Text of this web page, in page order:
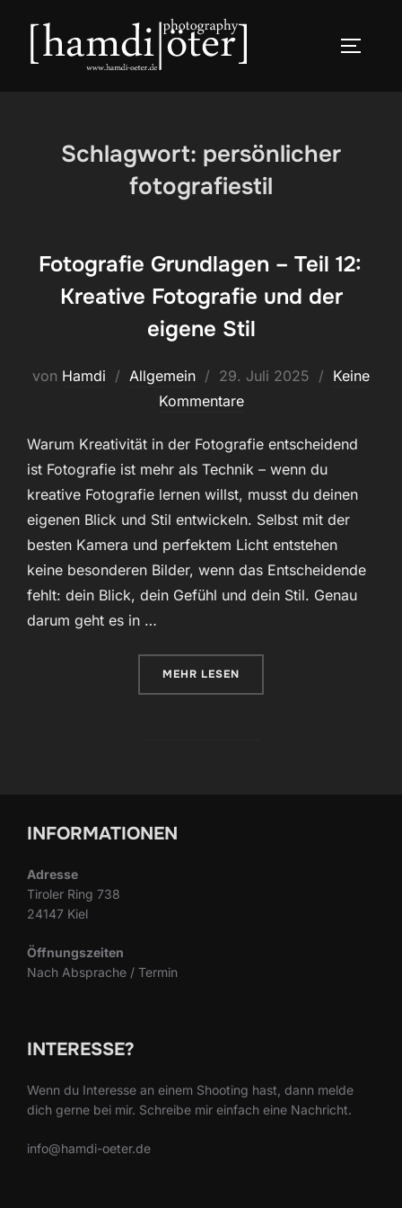
springen
Schlagwort: persönlicher
fotografiestil
Fotografie Grundlagen – Teil 12:
Kreative Fotografie und der
eigene Stil
von Hamdi Allgemein
Veröffentlicht
am
29. Juli 2025
Keine
Kommentare
Warum Kreativität in der Fotografie entscheidend
ist Fotografie ist mehr als Technik – wenn du
kreative Fotografie lernen willst, musst du deinen
eigenen Blick und Stil entwickeln. Selbst mit der
besten Kamera und perfektem Licht entstehen
keine besonderen Bilder, wenn das Entscheidende
fehlt: dein Blick, dein Gefühl und dein Stil. Genau
darum geht es in …
MEHR ÜBER „FOTOGRAFIE
LESEN
INFORMATIONEN
Adresse
Tiroler Ring 738
24147 Kiel
Öffnungszeiten
Nach Absprache / Termin
INTERESSE?
Wenn du Interesse an einem Shooting hast, dann melde
dich gerne bei mir. Schreibe mir einfach eine Nachricht.
info@hamdi-oeter.de